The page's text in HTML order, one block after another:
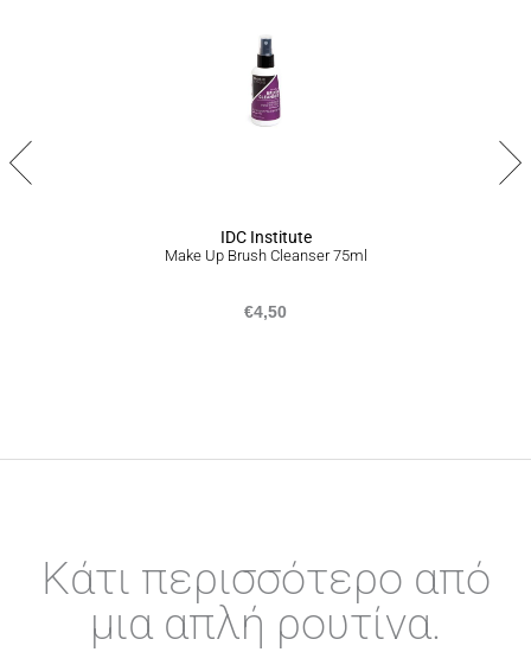
Σε περίπτωση που δεν είστε απόλυτα ικανοποιημένοι από το
προϊόν ή το σύνολο της παραγγελίας σας, είμαστε στην
ευχάριστη θέση να σας προσφέρουμε επιστροφή προϊόντων
εντός 14 ημερών από την ημερομηνία που τα παραλάβατε,
ακολουθώντας την διαδικασία που αναγράφεται
IDC Institute
Make Up Brush Cleanser 75ml
€4,50
Κάτι περισσότερο από
μια απλή ρουτίνα.